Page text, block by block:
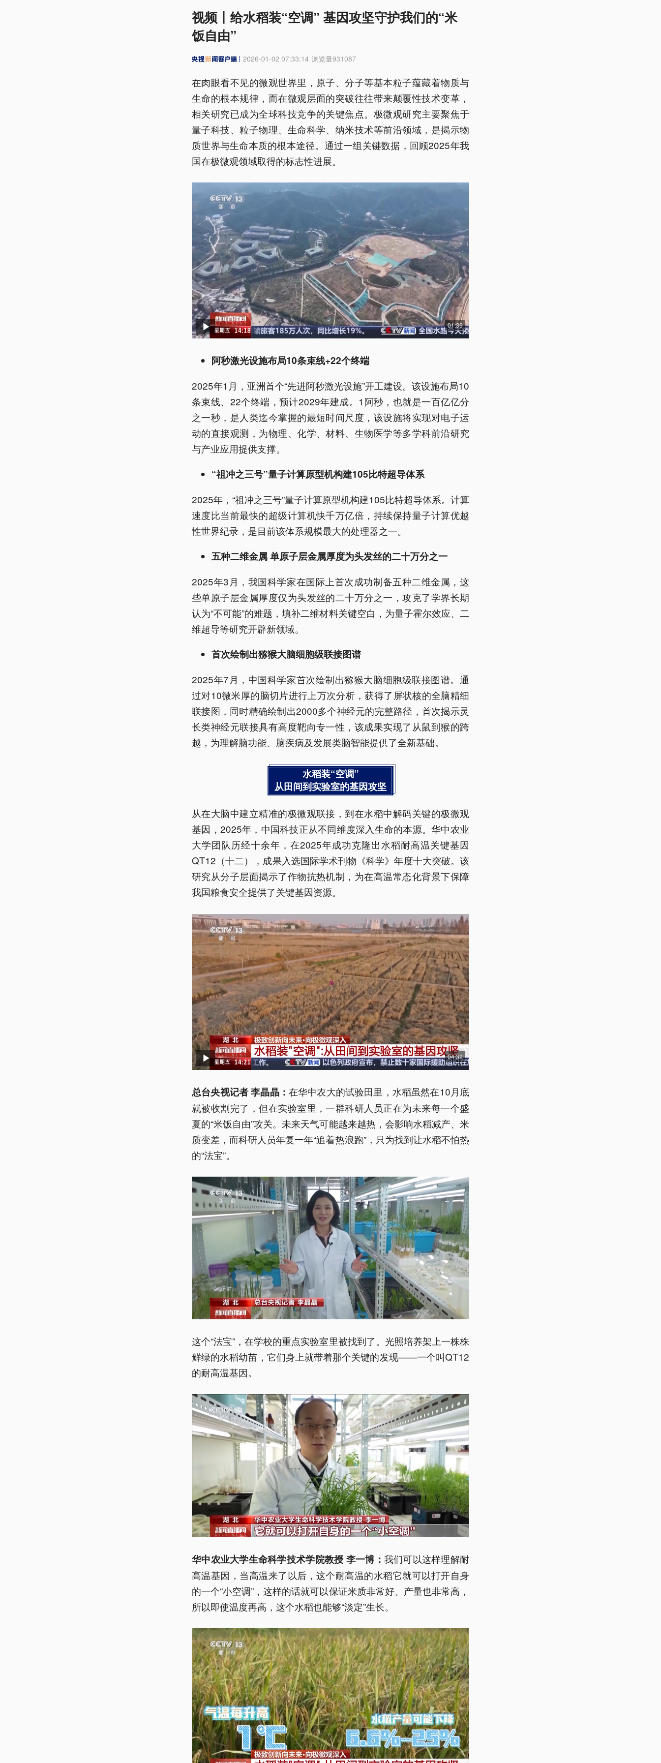
视频丨给水稻装“空调” 基因攻坚守护我们的“米
饭自由”
2026-01-02 07:33:14 浏览量931087
在肉眼看不见的微观世界里，原子、分子等基本粒子蕴藏着物质与
生命的根本规律，而在微观层面的突破往往带来颠覆性技术变革，
相关研究已成为全球科技竞争的关键焦点。极微观研究主要聚焦于
量子科技、粒子物理、生命科学、纳米技术等前沿领域，是揭示物
质世界与生命本质的根本途径。通过一组关键数据，回顾2025年我
国在极微观领域取得的标志性进展。
01:39
阿秒激光设施布局10条束线+22个终端
2025年1月，亚洲首个“先进阿秒激光设施”开工建设。该设施布局10
条束线、22个终端，预计2029年建成。1阿秒，也就是一百亿亿分
之一秒，是人类迄今掌握的最短时间尺度，该设施将实现对电子运
动的直接观测，为物理、化学、材料、生物医学等多学科前沿研究
与产业应用提供支撑。
“祖冲之三号”量子计算原型机构建105比特超导体系
2025年，“祖冲之三号”量子计算原型机构建105比特超导体系。计算
速度比当前最快的超级计算机快千万亿倍，持续保持量子计算优越
性世界纪录，是目前该体系规模最大的处理器之一。
五种二维金属 单原子层金属厚度为头发丝的二十万分之一
2025年3月，我国科学家在国际上首次成功制备五种二维金属，这
些单原子层金属厚度仅为头发丝的二十万分之一，攻克了学界长期
认为“不可能”的难题，填补二维材料关键空白，为量子霍尔效应、二
维超导等研究开辟新领域。
首次绘制出猕猴大脑细胞级联接图谱
2025年7月，中国科学家首次绘制出猕猴大脑细胞级联接图谱。通
过对10微米厚的脑切片进行上万次分析，获得了屏状核的全脑精细
联接图，同时精确绘制出2000多个神经元的完整路径，首次揭示灵
长类神经元联接具有高度靶向专一性，该成果实现了从鼠到猴的跨
越，为理解脑功能、脑疾病及发展类脑智能提供了全新基础。
水稻装“空调”
从田间到实验室的基因攻坚
从在大脑中建立精准的极微观联接，到在水稻中解码关键的极微观
基因，2025年，中国科技正从不同维度深入生命的本源。华中农业
大学团队历经十余年，在2025年成功克隆出水稻耐高温关键基因
QT12（十二），成果入选国际学术刊物《科学》年度十大突破。该
研究从分子层面揭示了作物抗热机制，为在高温常态化背景下保障
我国粮食安全提供了关键基因资源。
04:32
总台央视记者 李晶晶： 在华中农大的试验田里，水稻虽然在10月底
就被收割完了，但在实验室里，一群科研人员正在为未来每一个盛
夏的“米饭自由”攻关。未来天气可能越来越热，会影响水稻减产、米
质变差，而科研人员年复一年“追着热浪跑”，只为找到让水稻不怕热
的“法宝”。
这个“法宝”，在学校的重点实验室里被找到了。光照培养架上一株株
鲜绿的水稻幼苗，它们身上就带着那个关键的发现——一个叫QT12
的耐高温基因。
华中农业大学生命科学技术学院教授 李一博： 我们可以这样理解耐
高温基因，当高温来了以后，这个耐高温的水稻它就可以打开自身
的一个“小空调”，这样的话就可以保证米质非常好、产量也非常高，
所以即使温度再高，这个水稻也能够“淡定”生长。